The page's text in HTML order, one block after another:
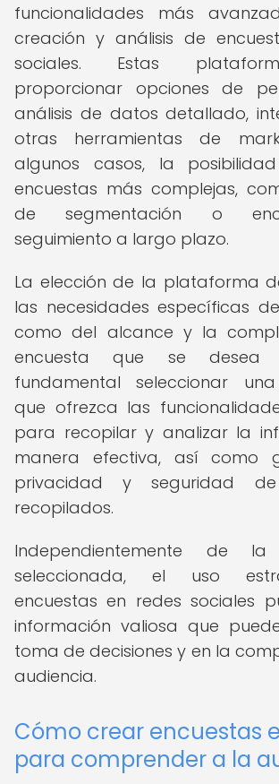
funcionalidades más
creación y análisis de
sociales. Estas
proporcionar opciones de
análisis de datos detallado,
otras herramientas de
algunos casos, la
encuestas más complejas,
de segmentación o
seguimiento a largo plazo.
La elección de la plataforma
las necesidades específicas
como del alcance y la
encuesta que se desea
fundamental seleccionar
que ofrezca las
para recopilar y analizar la
manera efectiva, así como
privacidad y seguridad
recopilados.
Independientemente de
seleccionada, el uso
encuestas en redes sociales
información valiosa que
toma de decisiones y en la
audiencia.
Cómo crear encuestas
para comprender a la